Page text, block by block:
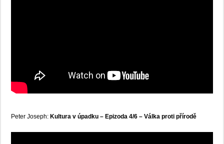
Peter Joseph:Kultura v úpadku – Epizoda 4/6 – Válka proti přírodě